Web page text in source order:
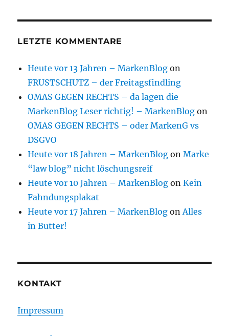
LETZTE KOMMENTARE
Heute vor 13 Jahren – MarkenBlog on
FRUSTSCHUTZ – der Freitagsfindling
OMAS GEGEN RECHTS – da lagen die
MarkenBlog Leser richtig! – MarkenBlog on
OMAS GEGEN RECHTS – oder MarkenG vs
DSGVO
Heute vor 18 Jahren – MarkenBlog onMarke
“law blog” nicht löschungsreif
Heute vor 10 Jahren – MarkenBlog onKein
Fahndungsplakat
Heute vor 17 Jahren – MarkenBlog onAlles
in Butter!
KONTAKT
Impressum